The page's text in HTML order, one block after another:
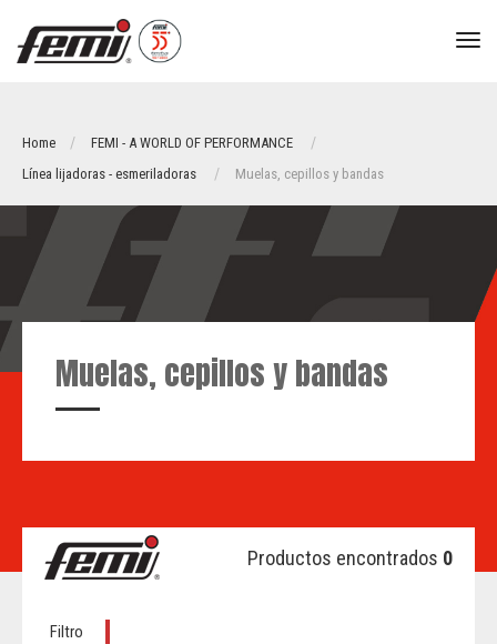
Home
FEMI - A WORLD OF PERFORMANCE
Línea lijadoras - esmeriladoras
Muelas, cepillos y bandas
Muelas, cepillos y bandas
Productos encontrados 0
Filtro